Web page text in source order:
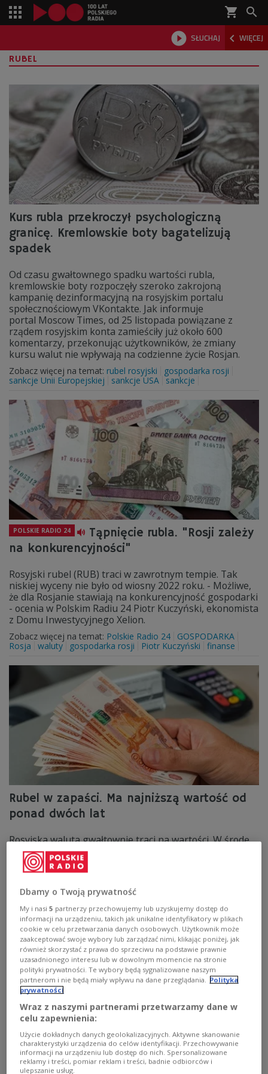
shopping_cart 
 SŁUCHAJ  WIĘCEJ

RUBEL
Kurs rubla przekroczył psychologiczną
granicę. Kremlowskie boty bagatelizują
spadek
Od czasu gwałtownego spadku wartości rubla,
kremlowskie boty rozpoczęły szeroko zakrojoną
kampanię dezinformacyjną na rosyjskim portalu
społecznościowym VKontakte. Jak informuje
portal Moscow Times, od 25 listopada powiązane z
rządem rosyjskim konta zamieściły już około 600
komentarzy, przekonując użytkowników, że zmiany
kursu walut nie wpływają na codzienne życie Rosjan.
Zobacz więcej na temat: rubel rosyjski
gospodarka rosji
sankcje Unii Europejskiej
sankcje USA sankcje
POLSKIE RADIO 24
Tąpnięcie rubla. "Rosji zależy
na konkurencyjności"
Rosyjski rubel (RUB) traci w zawrotnym tempie. Tak
niskiej wyceny nie było od wiosny 2022 roku. - Możliwe,
że dla Rosjanie stawiają na konkurencyjność gospodarki
- ocenia w Polskim Radiu 24 Piotr Kuczyński, ekonomista
z Domu Inwestycyjnego Xelion.
Zobacz więcej na temat: Polskie Radio 24
GOSPODARKA
Rosja
waluty gospodarka rosji Piotr Kuczyński finanse
Rubel w zapaści. Ma najniższą wartość od
ponad dwóch lat
Rosyjska waluta gwałtownie traci na wartości. W środę
za dolara trzeba zapłacić ponad 113 rubli, co oznacza
wzrost kursu o 7 proc. w porównaniu z wtorkiem. To
najwyższy poziom od ponad dwóch lat.
Zobacz więcej na temat:GOSPODARKA
waluty
Rosyjska gospodarka ledwo daje radę.
Ekspert: rząd może stanąć przed "trudnymi
Dbamy o Twoją prywatność
My i nasi5 partnerzy przechowujemy lub uzyskujemy dostęp do
informacji na urządzeniu, takich jak unikalne identyfikatory w plikach
cookie w celu przetwarzania danych osobowych. Użytkownik może
zaakceptować swoje wybory lub zarządzać nimi, klikając poniżej, jak
również skorzystać z prawa do sprzeciwu na podstawie prawnie
uzasadnionego interesu lub w dowolnym momencie na stronie
polityki prywatności. Te wybory będą sygnalizowane naszym
partnerom i nie będą miały wpływu na dane przeglądania.
Polityka
prywatności
Wraz z naszymi partnerami przetwarzamy dane w
celu zapewnienia:
Użycie dokładnych danych geolokalizacyjnych. Aktywne skanowanie
charakterystyki urządzenia do celów identyfikacji. Przechowywanie
informacji na urządzeniu lub dostęp do nich. Spersonalizowane
reklamy i treści, pomiar reklam i treści, badnie odbiorców i
ulepszanie usług.